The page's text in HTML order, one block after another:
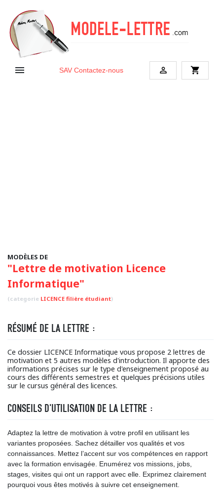
 SAV Contactez-nous  shopping_cart
MODÈLES DE
"Lettre de motivation Licence
Informatique"
(categorie LICENCE filière étudiant)
RÉSUMÉ DE LA LETTRE :
Ce dossier LICENCE Informatique vous propose 2 lettres de
motivation et 5 autres modèles d'introduction. Il apporte des
informations précises sur le type d'enseignement proposé au
cours des différents semestres et quelques précisions utiles
sur le cursus général des licences.
CONSEILS D'UTILISATION DE LA LETTRE :
Adaptez la lettre de motivation à votre profil en utilisant les
variantes proposées. Sachez détailler vos qualités et vos
connaissances. Mettez l’accent sur vos compétences en rapport
avec la formation envisagée. Enumérez vos missions, jobs,
stages, visites qui ont un rapport avec elle. Exprimez clairement
pourquoi vous êtes motivés à suivre cet enseignement.